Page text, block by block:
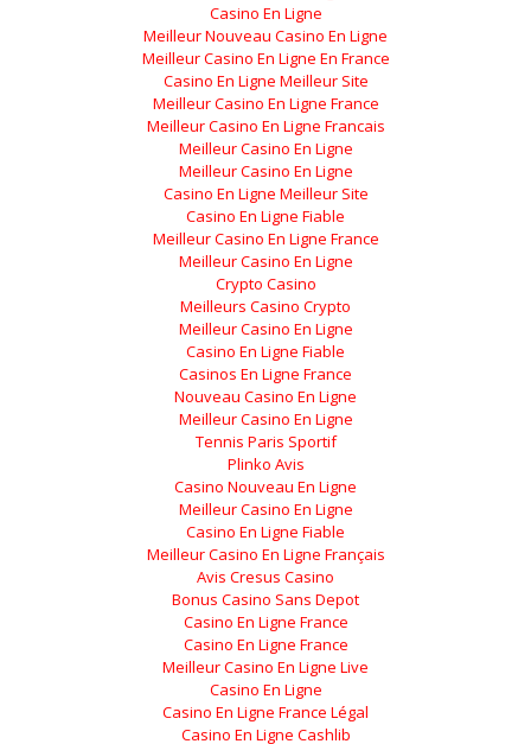
Casino En Ligne
Meilleur Nouveau Casino En Ligne
Meilleur Casino En Ligne En France
Casino En Ligne Meilleur Site
Meilleur Casino En Ligne France
Meilleur Casino En Ligne Francais
Meilleur Casino En Ligne
Meilleur Casino En Ligne
Casino En Ligne Meilleur Site
Casino En Ligne Fiable
Meilleur Casino En Ligne France
Meilleur Casino En Ligne
Crypto Casino
Meilleurs Casino Crypto
Meilleur Casino En Ligne
Casino En Ligne Fiable
Casinos En Ligne France
Nouveau Casino En Ligne
Meilleur Casino En Ligne
Tennis Paris Sportif
Plinko Avis
Casino Nouveau En Ligne
Meilleur Casino En Ligne
Casino En Ligne Fiable
Meilleur Casino En Ligne Français
Avis Cresus Casino
Bonus Casino Sans Depot
Casino En Ligne France
Casino En Ligne France
Meilleur Casino En Ligne Live
Casino En Ligne
Casino En Ligne France Légal
Casino En Ligne Cashlib